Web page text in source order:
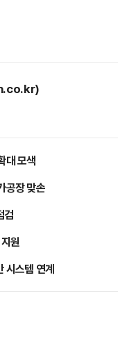
대 모색
공장 맞손
검
원
시스템 연계